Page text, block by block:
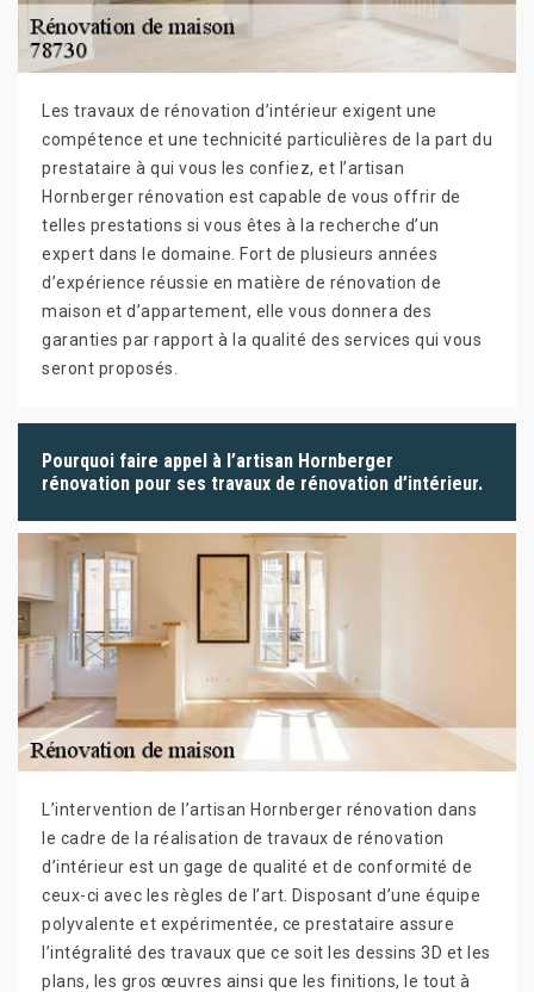
Les travaux de rénovation d’intérieur exigent une
compétence et une technicité particulières de la part du
prestataire à qui vous les confiez, et l’artisan
Hornberger rénovation est capable de vous offrir de
telles prestations si vous êtes à la recherche d’un
expert dans le domaine. Fort de plusieurs années
d’expérience réussie en matière de rénovation de
maison et d’appartement, elle vous donnera des
garanties par rapport à la qualité des services qui vous
seront proposés.
Pourquoi faire appel à l’artisan Hornberger
rénovation pour ses travaux de rénovation d’intérieur.
L’intervention de l’artisan Hornberger rénovation dans
le cadre de la réalisation de travaux de rénovation
d’intérieur est un gage de qualité et de conformité de
ceux-ci avec les règles de l’art. Disposant d’une équipe
polyvalente et expérimentée, ce prestataire assure
l’intégralité des travaux que ce soit les dessins 3D et les
plans, les gros œuvres ainsi que les finitions, le tout à